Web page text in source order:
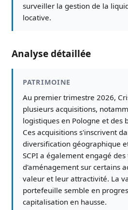
surveiller la gestion de la
locative.
Analyse détaillée
PATRIMOINE
Au premier trimestre 2026,
plusieurs acquisitions,
logistiques en Pologne et des
Ces acquisitions s'inscrivent
diversification géographique
SCPI a également engagé
d'aménagement sur certains
valeur et leur attractivité. La
portefeuille semble en
capitalisation en hausse.